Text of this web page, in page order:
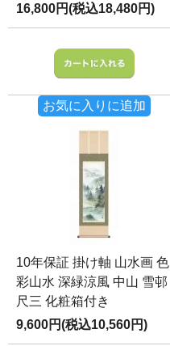
16,800円(税込18,480円)
お気に入りに追加
10年保証 掛け軸 山水画 色
彩山水 深緑涼風 中山 雪邨
尺三 化粧箱付き
9,600円(税込10,560円)